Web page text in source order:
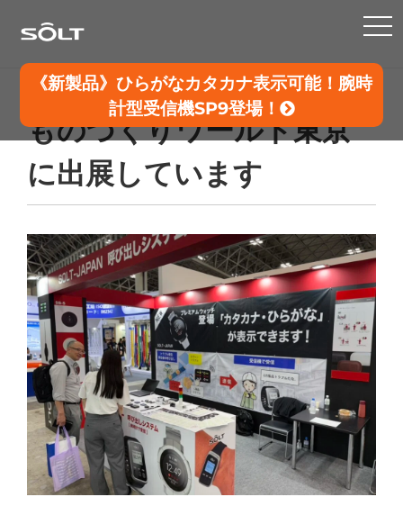
《新製品》ひらがなカタカナ表示可能！腕時
計型受信機SP9登場！
ものづくりワールド東京
に出展しています